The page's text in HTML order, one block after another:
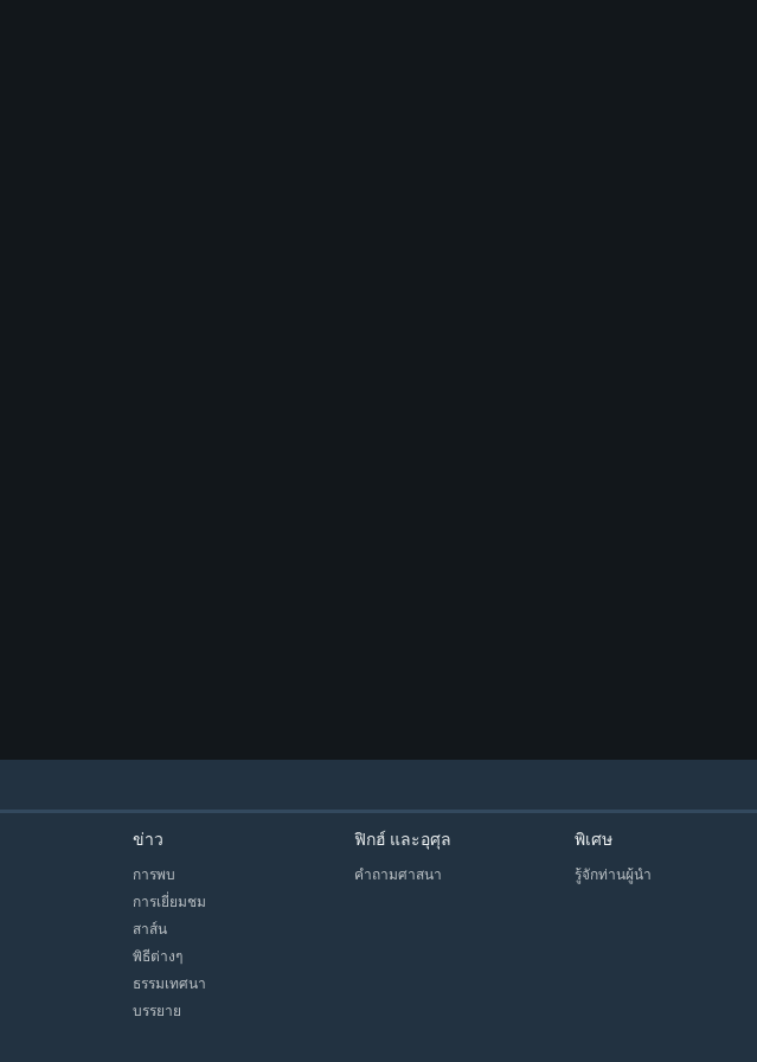
ข่าว
การพบ
การเยี่ยมชม
สาส์น
พิธีต่างๆ
ธรรมเทศนา
บรรยาย
ฟิกฮ์ และอุศุล
คำถามศาสนา
พิเศษ
รู้จักท่านผู้นำ